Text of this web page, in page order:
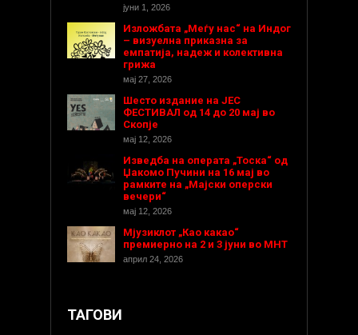
јуни 1, 2026
Изложбата „Меѓу нас“ на Индог
– визуелна приказна за
емпатија, надеж и колективна
грижа
мај 27, 2026
Шесто издание на ЈЕС
ФЕСТИВАЛ од 14 до 20 мај во
Скопје
мај 12, 2026
Изведба на операта „Тоска“ од
Џакомо Пучини на 16 мај во
рамките на „Мајски оперски
вечери“
мај 12, 2026
Мјузиклот „Као какао“
премиерно на 2 и 3 јуни во МНТ
април 24, 2026
ТАГОВИ